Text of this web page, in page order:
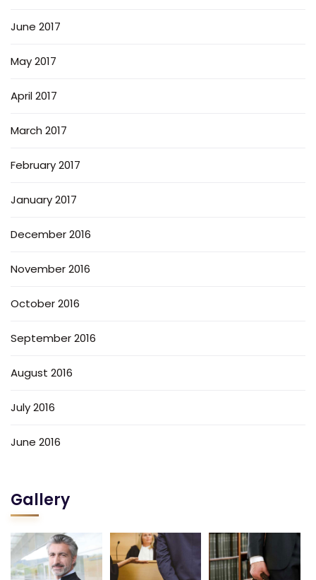
June 2017
May 2017
April 2017
March 2017
February 2017
January 2017
December 2016
November 2016
October 2016
September 2016
August 2016
July 2016
June 2016
Gallery